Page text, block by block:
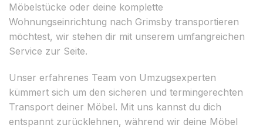
Möbelstücke oder deine komplette
Wohnungseinrichtung nach Grimsby transportieren
möchtest, wir stehen dir mit unserem umfangreichen
Service zur Seite.
Unser erfahrenes Team von Umzugsexperten
kümmert sich um den sicheren und termingerechten
Transport deiner Möbel. Mit uns kannst du dich
entspannt zurücklehnen, während wir deine Möbel